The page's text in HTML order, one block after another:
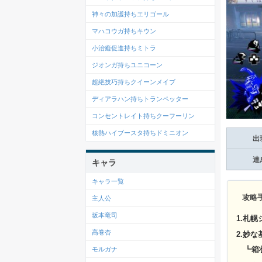
出
達
攻略
1.札幌
2.妙な
┗箱
神々の加護持ちエリゴール
マハコウガ持ちキウン
小治癒促進持ちミトラ
ジオンガ持ちユニコーン
超絶技巧持ちクイーンメイブ
ディアラハン持ちトランペッター
コンセントレイト持ちクーフーリン
核熱ハイブースタ持ちドミニオン
キャラ
キャラ一覧
主人公
坂本竜司
高巻杏
モルガナ